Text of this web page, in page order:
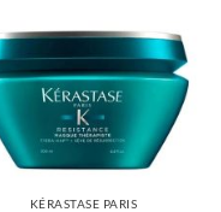
listu
želja
KÉRASTASE PARIS